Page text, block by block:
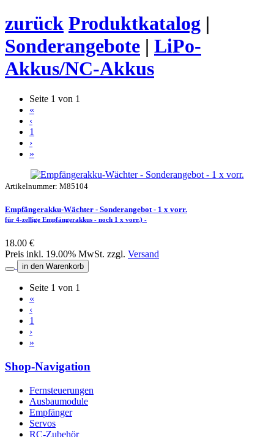
zurück Produktkatalog |
Sonderangebote | LiPo-
Akkus/NC-Akkus
Seite 1 von 1
«
‹
1
›
»
Artikelnummer: M85104
Empfängerakku-Wächter - Sonderangebot - 1 x vorr.
für 4-zellige Empfängerakkus - noch 1 x vorr.) -
18.00 €
Preis inkl. 19.00% MwSt. zzgl. Versand
in den Warenkorb
Seite 1 von 1
«
‹
1
›
»
Shop-Navigation
Fernsteuerungen
Ausbaumodule
Empfänger
Servos
RC-Zubehör